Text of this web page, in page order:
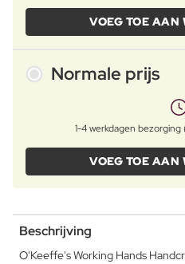
VOEG TOE
Normale prijs
1-4 werkdagen
VOEG TOE
Beschrijving
O'Keeffe's Working Hands